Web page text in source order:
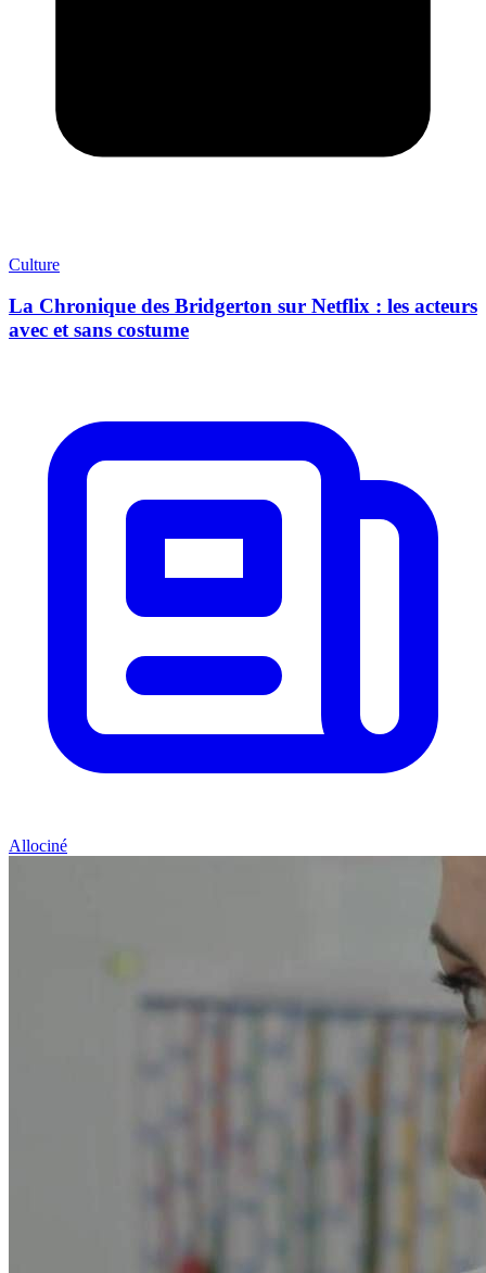
Culture
La Chronique des Bridgerton sur Netflix : les acteurs
avec et sans costume
Allociné